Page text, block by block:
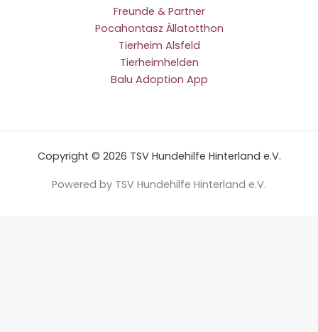
Freunde & Partner
Pocahontasz Állatotthon
Tierheim Alsfeld
Tierheimhelden
Balu Adoption App
Copyright © 2026 TSV Hundehilfe Hinterland e.V.
Powered by TSV Hundehilfe Hinterland e.V.